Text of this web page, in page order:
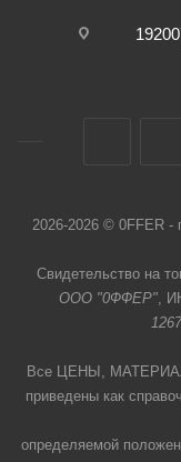
2026-2026 © 0FFER -
Свидетельство на
ООО "0ФФЕР",
Все ЦЕНЫ,
приведены как
определяемой